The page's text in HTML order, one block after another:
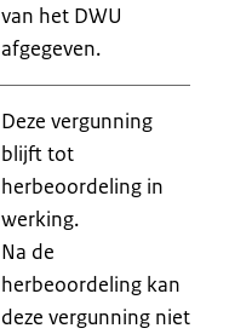
van het DWU
afgegeven.
Deze vergunning
blijft tot
herbeoordeling in
werking.
Na de
herbeoordeling kan
deze vergunning niet